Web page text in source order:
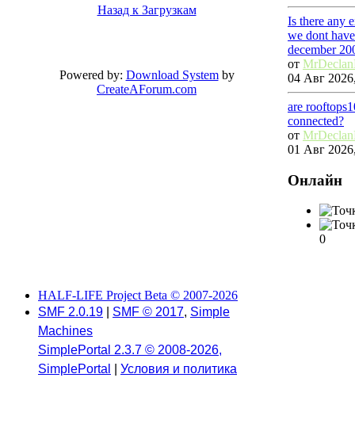
Назад к Загрузкам
Powered by: Download Systemby
CreateAForum.com
Is there any
we dont
december
от
04 Авг
are
connected?
от
01 Авг
Онлайн
0
HALF-LIFE Project Beta © 2007-2026
SMF 2.0.19
SMF © 2017, Simple
Machines
SimplePortal 2.3.7 © 2008-2026,
SimplePortal
Условия и политика